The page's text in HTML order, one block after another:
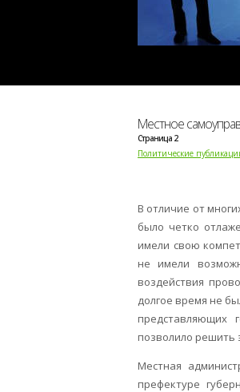
Местное
Страница 2
Политические
В отличие от
было четко
имели свою
не имели
воздействия
долгое время не
представляющих
позволило решить
Местная
префектуре